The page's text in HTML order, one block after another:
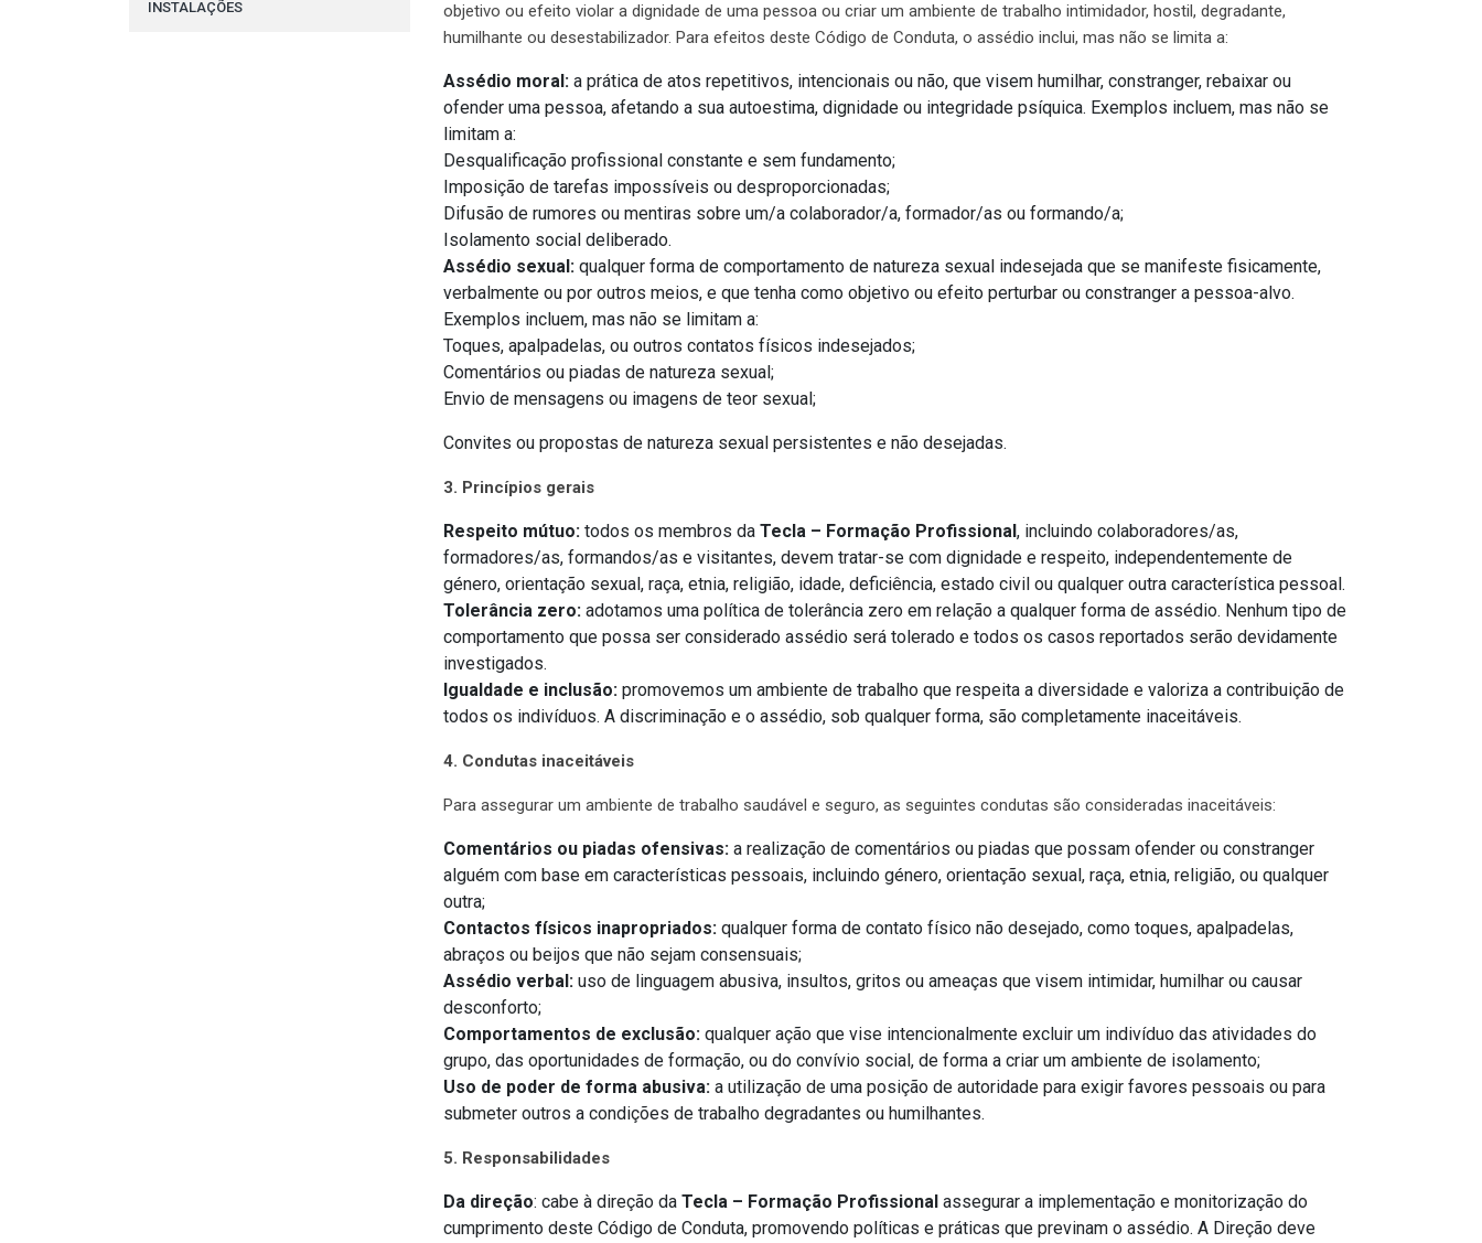
INSTALAÇÕES
objetivo ou efeito violar a dignidade de uma pessoa ou criar um ambiente de trabalho intimidador, hostil, degradante,
humilhante ou desestabilizador. Para efeitos deste Código de Conduta, o assédio inclui, mas não se limita a:
Assédio moral: a prática de atos repetitivos, intencionais ou não, que visem humilhar, constranger, rebaixar ou
ofender uma pessoa, afetando a sua autoestima, dignidade ou integridade psíquica. Exemplos incluem, mas não se
limitam a:
Desqualificação profissional constante e sem fundamento;
Imposição de tarefas impossíveis ou desproporcionadas;
Difusão de rumores ou mentiras sobre um/a colaborador/a, formador/as ou formando/a;
Isolamento social deliberado.
Assédio sexual: qualquer forma de comportamento de natureza sexual indesejada que se manifeste fisicamente,
verbalmente ou por outros meios, e que tenha como objetivo ou efeito perturbar ou constranger a pessoa-alvo.
Exemplos incluem, mas não se limitam a:
Toques, apalpadelas, ou outros contatos físicos indesejados;
Comentários ou piadas de natureza sexual;
Envio de mensagens ou imagens de teor sexual;
Convites ou propostas de natureza sexual persistentes e não desejadas.
3. Princípios gerais
Respeito mútuo: todos os membros da Tecla – Formação Profissional , incluindo colaboradores/as,
formadores/as, formandos/as e visitantes, devem tratar-se com dignidade e respeito, independentemente de
género, orientação sexual, raça, etnia, religião, idade, deficiência, estado civil ou qualquer outra característica pessoal.
Tolerância zero: adotamos uma política de tolerância zero em relação a qualquer forma de assédio. Nenhum tipo de
comportamento que possa ser considerado assédio será tolerado e todos os casos reportados serão devidamente
investigados.
Igualdade e inclusão: promovemos um ambiente de trabalho que respeita a diversidade e valoriza a contribuição de
todos os indivíduos. A discriminação e o assédio, sob qualquer forma, são completamente inaceitáveis.
4. Condutas inaceitáveis
Para assegurar um ambiente de trabalho saudável e seguro, as seguintes condutas são consideradas inaceitáveis:
Comentários ou piadas ofensivas: a realização de comentários ou piadas que possam ofender ou constranger
alguém com base em características pessoais, incluindo género, orientação sexual, raça, etnia, religião, ou qualquer
outra;
Contactos físicos inapropriados: qualquer forma de contato físico não desejado, como toques, apalpadelas,
abraços ou beijos que não sejam consensuais;
Assédio verbal: uso de linguagem abusiva, insultos, gritos ou ameaças que visem intimidar, humilhar ou causar
desconforto;
Comportamentos de exclusão: qualquer ação que vise intencionalmente excluir um indivíduo das atividades do
grupo, das oportunidades de formação, ou do convívio social, de forma a criar um ambiente de isolamento;
Uso de poder de forma abusiva: a utilização de uma posição de autoridade para exigir favores pessoais ou para
submeter outros a condições de trabalho degradantes ou humilhantes.
5. Responsabilidades
Da direção: cabe à direção da Tecla – Formação Profissional assegurar a implementação e monitorização do
cumprimento deste Código de Conduta, promovendo políticas e práticas que previnam o assédio. A Direção deve